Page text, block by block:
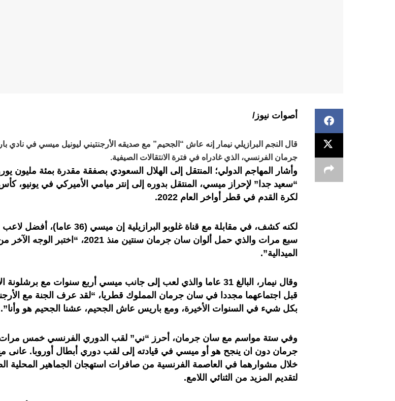
أصوات نيوز/
قال النجم البرازيلي نيمار إنه عاش “الجحيم” مع صديقه الأرجنتيني ليونيل ميسي في نادي
جرمان الفرنسي، الذي غادراه في فترة الانتقالات الصيفية.
وأشار المهاجم الدولي؛ المنتقل إلى الهلال السعودي بصفقة مقدرة بمئة مليون
“سعيد جدا” لإحراز ميسي، المنتقل بدوره إلى إنتر ميامي الأميركي في يونيو، كأس
لكرة القدم في قطر أواخر العام 2022.
لكنه كشف، في مقابلة مع قناة غلوبو البرازيلية إن ميسي
سبع مرات والذي حمل ألوان سان جرمان سنتين منذ 2021، “اختبر الوجه
الميدالية”.
وقال نيمار، البالغ 31 عاما والذي لعب إلى جانب ميسي أربع سنوات مع برشلونة
قبل اجتماعهما مجددا في سان جرمان المملوك قطريا، “لقد عرف الجنة مع
بكل شيء في السنوات الأخيرة، ومع باريس عاش الجحيم، عشنا الجحيم هو وأنا”.
وفي ستة مواسم مع سان جرمان، أحرز “ني” لقب الدوري الفرنسي خمس
جرمان دون ان ينجح هو أو ميسي في قيادته إلى لقب دوري أبطال أوروبا. عانى
خلال مشوارهما في العاصمة الفرنسية من صافرات استهجان الجماهير المحلية
لتقديم المزيد من الثنائي اللامع.